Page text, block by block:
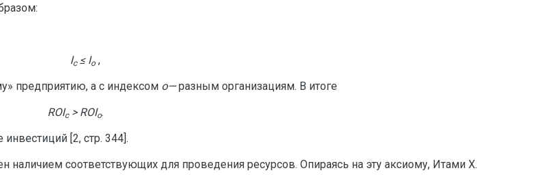
Ic ≤ Io,
предприятию, а с индексом o—разным организациям. В итоге
ROIc > ROIo.
[2, стр. 344].
наличием соответствующих для проведения ресурсов. Опираясь на эту аксиому, Итами X.